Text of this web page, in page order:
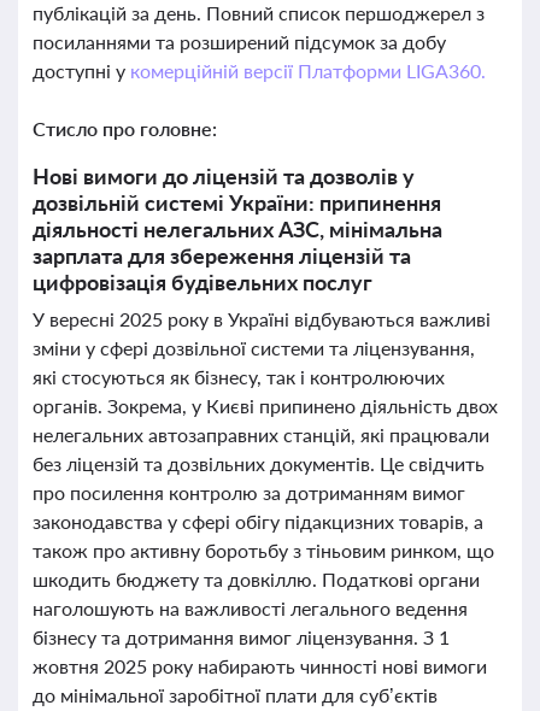
публікацій за день. Повний список першоджерел з
посиланнями та розширений підсумок за добу
доступні у комерційній версії Платформи LIGA360.
Стисло про головне:
Нові вимоги до ліцензій та дозволів у
дозвільній системі України: припинення
діяльності нелегальних АЗС, мінімальна
зарплата для збереження ліцензій та
цифровізація будівельних послуг
У вересні 2025 року в Україні відбуваються важливі
зміни у сфері дозвільної системи та ліцензування,
які стосуються як бізнесу, так і контролюючих
органів. Зокрема, у Києві припинено діяльність двох
нелегальних автозаправних станцій, які працювали
без ліцензій та дозвільних документів. Це свідчить
про посилення контролю за дотриманням вимог
законодавства у сфері обігу підакцизних товарів, а
також про активну боротьбу з тіньовим ринком, що
шкодить бюджету та довкіллю. Податкові органи
наголошують на важливості легального ведення
бізнесу та дотримання вимог ліцензування. З 1
жовтня 2025 року набирають чинності нові вимоги
до мінімальної заробітної плати для суб’єктів